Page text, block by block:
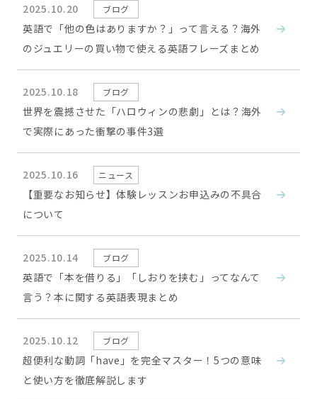
2025.10.20 ブログ
英語で「他の色はありますか？」って言える？海外
のジュエリーの買い物で使える英語フレーズまとめ
2025.10.18 ブログ
世界を震撼させた「ハロウィンの悲劇」とは？海外
で実際にあった衝撃の事件3選
2025.10.16 ニュース
【重要なお知らせ】体験レッスンお申込みの不具合
について
2025.10.14 ブログ
英語で「本を借りる」「しおりを挟む」ってなんて
言う？本に関する英語表現まとめ
2025.10.12 ブログ
超便利な動詞「have」を完全マスター！5つの意味
と使い方を徹底解説します